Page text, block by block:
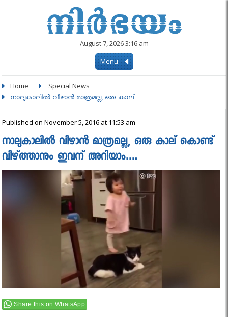
August 7, 2026 3:16 am
Menu
Home Special News
നാലുകാലില്‍ വീഴാന്‍ മാത്രമല്ല, ഒരു കാല് ....
Published on November 5, 2016 at 11:53 am
നാലുകാലില്‍ വീഴാന്‍ മാത്രമല്ല, ഒരു കാല് കൊണ്ട്
വീഴ്ത്താനും ഇവന് അറിയാം….
Share this on WhatsApp